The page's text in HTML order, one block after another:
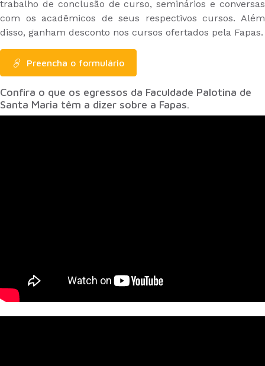
trabalho de conclusão de curso, seminários e conversas
com os acadêmicos de seus respectivos cursos. Além
disso, ganham desconto nos cursos ofertados pela Fapas.
Preencha o formulário
Confira o que os egressos da Faculdade Palotina de
Santa Maria têm a dizer sobre a Fapas.